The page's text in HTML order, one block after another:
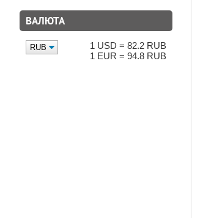
ВАЛЮТА
1 USD = 82.2 RUB
1 EUR = 94.8 RUB